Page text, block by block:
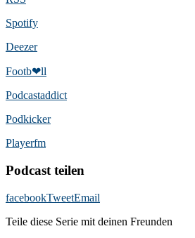
Spotify
Deezer
Footb❤ll
Podcast­addict
Podkicker
Playerfm
Podcast teilen
facebookTweetEmail
Teile diese Serie mit deinen Freunden